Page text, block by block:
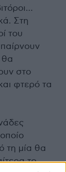
Στη
του
στο
φτερό τα
τη μία θα
το